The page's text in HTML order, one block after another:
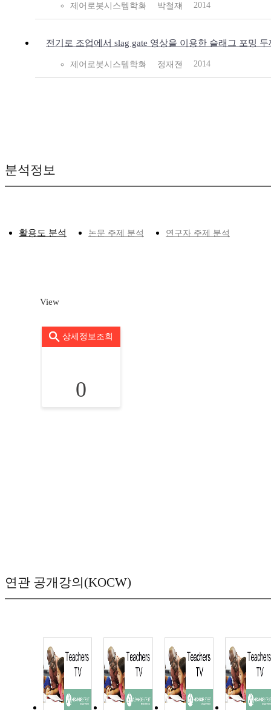
제어로봇시스템학회 박철재 2014
전기로 조업에서 slag gate 영상을 이용한 슬래그 포밍
제어로봇시스템학회 정재진 2014
분석정보
활용도 분석 논문 주제 분석 연구자 주제 분석
View
상세정보조회
0
연관 공개강의(KOCW)